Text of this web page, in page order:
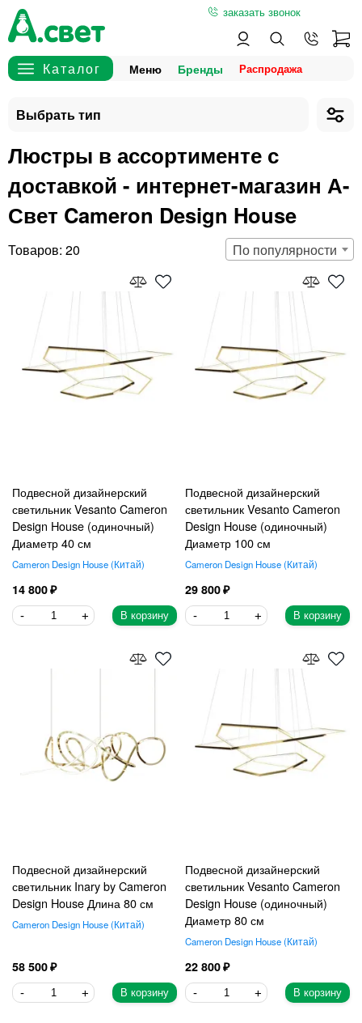
заказать звонок
Меню Бренды
Люстры в ассортименте с
доставкой - интернет-магазин А-
Свет Cameron Design House
20 По популярности
Подвесной дизайнерский
светильник Vesanto Cameron
Design House (одиночный)
Диаметр 40 см
Cameron Design House Китай
14 800
В корзину
Подвесной дизайнерский
светильник Vesanto Cameron
Design House (одиночный)
Диаметр 100 см
Cameron Design House Китай
29 800
В корзину
Подвесной дизайнерский
светильник Inary by Cameron
Design House Длина 80 см
Cameron Design House Китай
58 500
В корзину
Подвесной дизайнерский
светильник Vesanto Cameron
Design House (одиночный)
Диаметр 80 см
Cameron Design House Китай
22 800
В корзину